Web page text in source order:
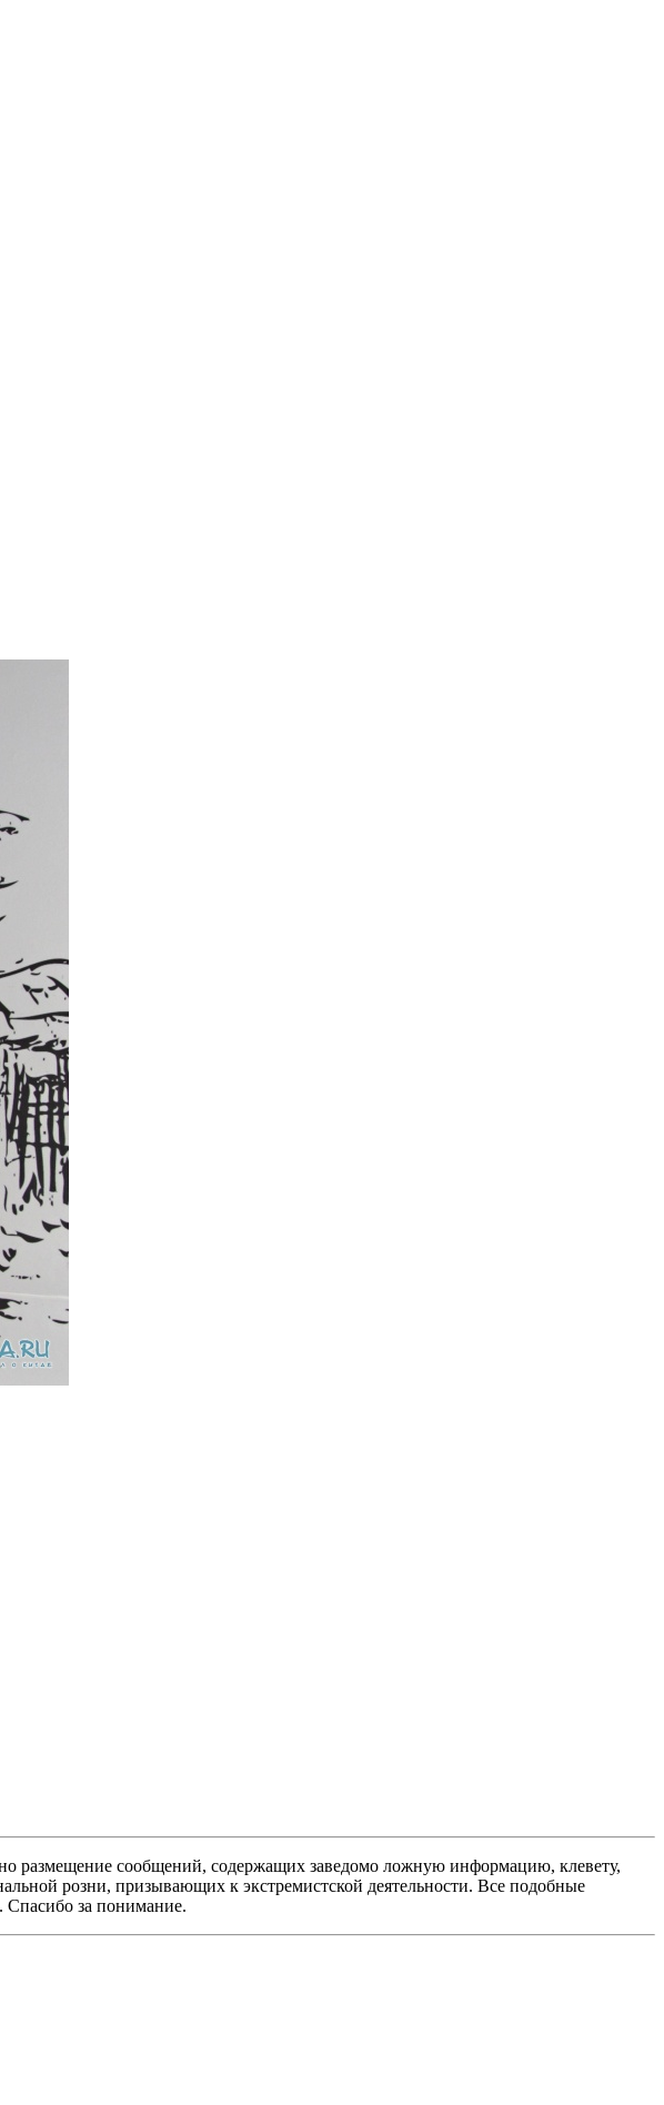
размещение сообщений, содержащих заведомо ложную информацию, клевету,
розни, призывающих к экстремистской деятельности. Все подобные
Спасибо за понимание.